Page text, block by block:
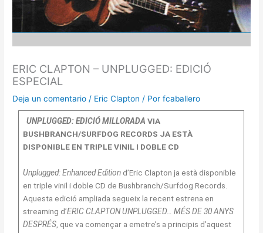
ERIC CLAPTON – UNPLUGGED: EDICIÓ
ESPECIAL
Deja un comentario / Eric Clapton / Porfcaballero
UNPLUGGED: EDICIÓ MILLORADA VIA
BUSHBRANCH/SURFDOG RECORDS JA ESTÀ
DISPONIBLE EN TRIPLE VINIL I DOBLE CD
Unplugged: Enhanced Editiond’Eric Clapton ja està disponible
en triple vinil i doble CD de Bushbranch/Surfdog Records.
Aquesta edició ampliada segueix la recent estrena en
streaming d’ERIC CLAPTON UNPLUGGED… MÉS DE 30 ANYS
DESPRÉS, que va començar a emetre’s a principis d’aquest